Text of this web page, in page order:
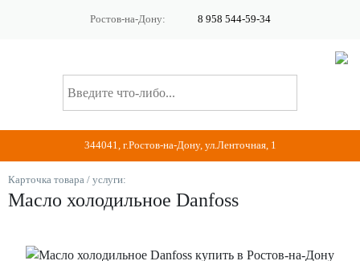
Ростов-на-Дону: 8 958 544-59-34
344041, г.Ростов-на-Дону, ул.Ленточная, 1
Карточка товара / услуги:
Масло холодильное Danfoss